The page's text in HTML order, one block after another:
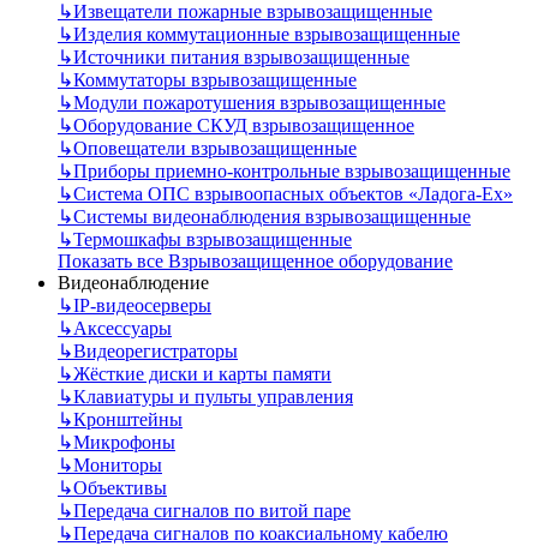
↳Извещатели пожарные взрывозащищенные
↳Изделия коммутационные взрывозащищенные
↳Источники питания взрывозащищенные
↳Коммутаторы взрывозащищенные
↳Модули пожаротушения взрывозащищенные
↳Оборудование СКУД взрывозащищенное
↳Оповещатели взрывозащищенные
↳Приборы приемно-контрольные взрывозащищенные
↳Система ОПС взрывоопасных объектов «Ладога-Ex»
↳Системы видеонаблюдения взрывозащищенные
↳Термошкафы взрывозащищенные
Показать все Взрывозащищенное оборудование
Видеонаблюдение
↳IP-видеосерверы
↳Аксессуары
↳Видеорегистраторы
↳Жёсткие диски и карты памяти
↳Клавиатуры и пульты управления
↳Кронштейны
↳Микрофоны
↳Мониторы
↳Объективы
↳Передача сигналов по витой паре
↳Передача сигналов по коаксиальному кабелю